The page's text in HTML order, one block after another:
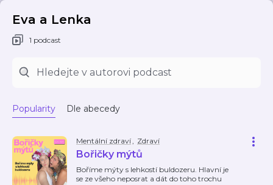
Eva a Lenka
1 podcast
Popularity Dle abecedy
Mentální zdraví, Zdraví
Bořičky mýtů
Boříme mýty s lehkostí buldozeru. Hlavní je
se ze všeho neposrat a dát do toho trochu